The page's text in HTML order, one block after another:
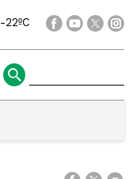
-22ºC